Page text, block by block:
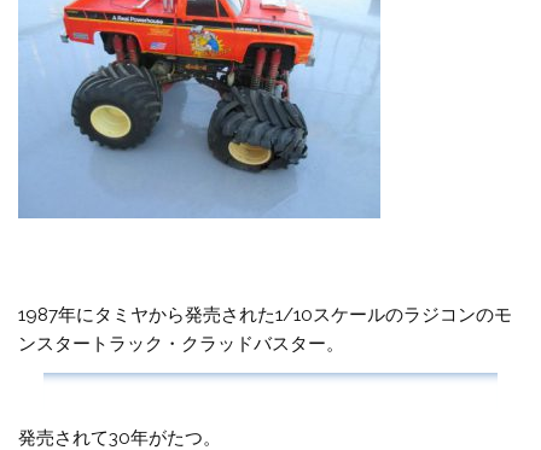
1987年にタミヤから発売された1/10スケールのラジコンのモ
ンスタートラック・クラッドバスター。
発売されて30年がたつ。